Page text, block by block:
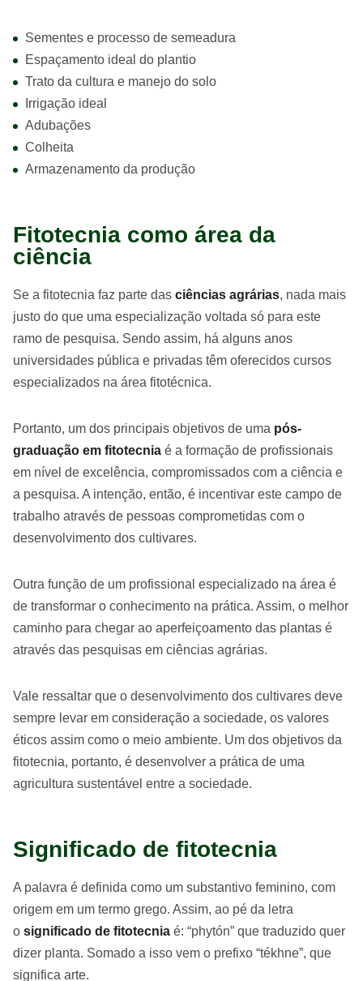
Sementes e processo de semeadura
Espaçamento ideal do plantio
Trato da cultura e manejo do solo
Irrigação ideal
Adubações
Colheita
Armazenamento da produção
Fitotecnia como área da
ciência
Se a fitotecnia faz parte das ciências agrárias, nada mais
justo do que uma especialização voltada só para este
ramo de pesquisa. Sendo assim, há alguns anos
universidades pública e privadas têm oferecidos cursos
especializados na área fitotécnica.
Portanto, um dos principais objetivos de uma pós-
graduação em fitotecnia é a formação de profissionais
em nível de excelência, compromissados com a ciência e
a pesquisa. A intenção, então, é incentivar este campo de
trabalho através de pessoas comprometidas com o
desenvolvimento dos cultivares.
Outra função de um profissional especializado na área é
de transformar o conhecimento na prática. Assim, o melhor
caminho para chegar ao aperfeiçoamento das plantas é
através das pesquisas em ciências agrárias.
Vale ressaltar que o desenvolvimento dos cultivares deve
sempre levar em consideração a sociedade, os valores
éticos assim como o meio ambiente. Um dos objetivos da
fitotecnia, portanto, é desenvolver a prática de uma
agricultura sustentável entre a sociedade.
Significado de fitotecnia
A palavra é definida como um substantivo feminino, com
origem em um termo grego. Assim, ao pé da letra
o significado de fitotecnia é: “phytón” que traduzido quer
dizer planta. Somado a isso vem o prefixo “tékhne”, que
significa arte.